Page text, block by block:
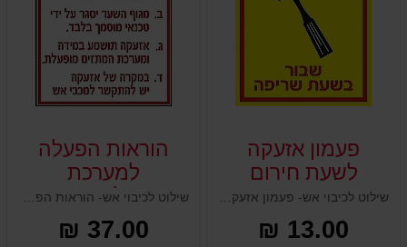
פעמון אזעקה
לשעת חירום
20x15 ס"מ
13.00 ₪
הוראות הפעלה
למערכת
ספרינקלרים 40x30
ס"מ
37.00 ₪